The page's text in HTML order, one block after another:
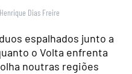
Henrique Dias Freire
espalhados junto a
o Volta enfrenta
noutras regiões